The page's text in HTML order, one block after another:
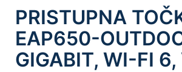
PRISTUPNA
EAP650-
GIGABIT, WI-FI